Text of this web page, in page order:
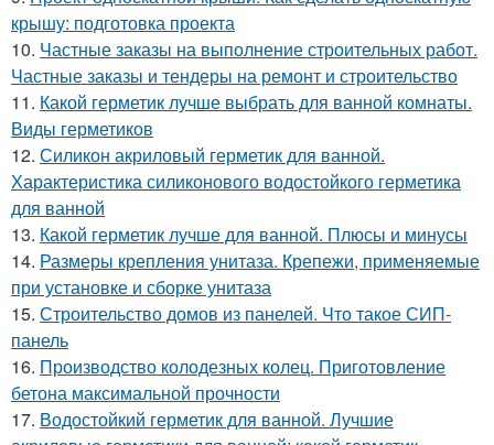
крышу: подготовка проекта
10. Частные заказы на выполнение строительных работ.
Частные заказы и тендеры на ремонт и строительство
11. Какой герметик лучше выбрать для ванной комнаты.
Виды герметиков
12. Силикон акриловый герметик для ванной.
Характеристика силиконового водостойкого герметика
для ванной
13. Какой герметик лучше для ванной. Плюсы и минусы
14. Размеры крепления унитаза. Крепежи, применяемые
при установке и сборке унитаза
15. Строительство домов из панелей. Что такое СИП-
панель
16. Производство колодезных колец. Приготовление
бетона максимальной прочности
17. Водостойкий герметик для ванной. Лучшие